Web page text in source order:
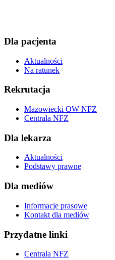
Dla pacjenta
Aktualności
Na ratunek
Rekrutacja
Mazowiecki OW NFZ
Centrala NFZ
Dla lekarza
Aktualności
Podstawy prawne
Dla mediów
Informacje prasowe
Kontakt dla mediów
Przydatne linki
Centrala NFZ